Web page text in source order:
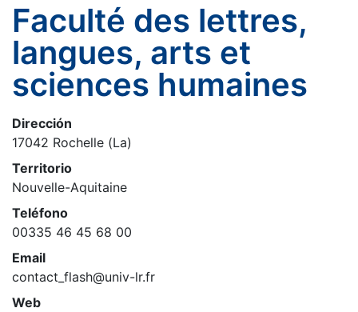
Faculté des lettres,
langues, arts et
sciences humaines
Dirección
17042 Rochelle (La)
Territorio
Nouvelle-Aquitaine
Teléfono
00335 46 45 68 00
Email
contact_flash@univ-lr.fr
Web